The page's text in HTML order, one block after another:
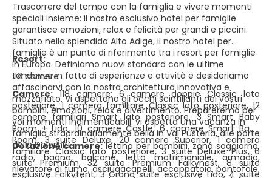
Trascorrere del tempo con la famiglia e vivere momenti
speciali insieme: il nostro esclusivo hotel per famiglie
garantisce emozioni, relax e felicità per grandi e piccini.
Situato nella splendida Alto Adige, il nostro hotel per
famiglie è un punto di riferimento tra i resort per famiglie
in Europa. Definiamo nuovi standard con le ultime
tendenze in fatto di esperienze e attività e desideriamo
affascinarvi con la nostra architettura innovativa e
mozzafiato. Vi aspettano gli occhi scintillanti dei vostri
bambini, emozioni, relax e divertimento. Prepareremo per
voi momenti indimenticabili: vi aspetta una vacanza in
famiglia straordinariamente bella in Val Pusteria, alle porte
delle Dolomiti.
Resort:
118 camere
Camere:118 camere: 6 camere doppie Classic lato
posteriore, 1 camera familiare Classic lato posteriore, 12
camere familiari Smart lato posteriore, 3 Smart Baby
Room + Lido, 10 camere Castle, 6 camere Smart Baby
Room, 3 suite Deluxe, 20 camere Superior, 1 camera
familiare Classic lato posteriore, 3 suite Deluxe Plus, 6
suite Premium, 32 suite Premium Falkynest, 8 suite
esclusive Falkytent, 3 Grand suite esclusive Lido, 4 suite
Dotazione camere:lettino per bambini, zona soggiorno,
radio, bagno, balcone, letto matrimoniale, armadio,
rilevatore di fumo, asciugacapelli, accappatoio, pantofole,